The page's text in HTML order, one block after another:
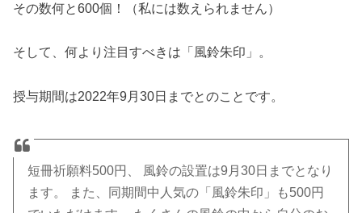
その数何と600個！（私には数えられません）
そして、何より注目すべきは「風鈴朱印」。
授与期間は2022年9月30日までとのことです。
短冊祈願料500円、 風鈴の設置は9月30日までとなり
ます。 また、同期間中人気の「風鈴朱印」も500円